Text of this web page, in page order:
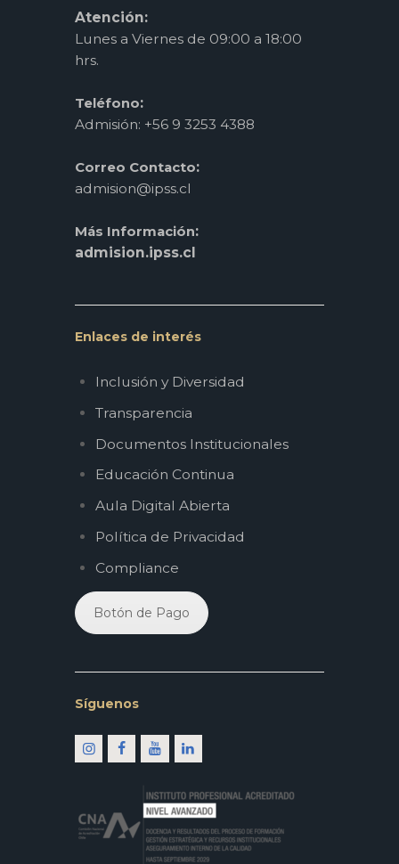
Atención:
Lunes a Viernes de 09:00 a 18:00
hrs.
Teléfono:
Admisión: +56 9 3253 4388
Correo Contacto:
admision@ipss.cl
Más Información:
admision.ipss.cl
Enlaces de interés
Inclusión y Diversidad
Transparencia
Documentos Institucionales
Educación Continua
Aula Digital Abierta
Política de Privacidad
Compliance
Botón de Pago
Síguenos